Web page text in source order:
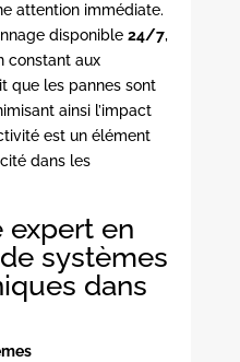
attention immédiate.
disponible 24/7,
constant aux
que les pannes sont
ainsi l’impact
est un élément
dans les
expert en
systèmes
dans